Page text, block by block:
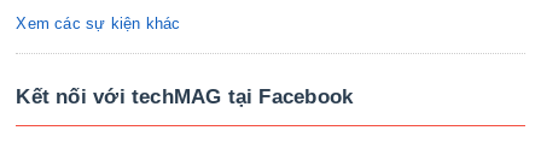
Xem các sự kiện khác
Kết nối với techMAG tại Facebook